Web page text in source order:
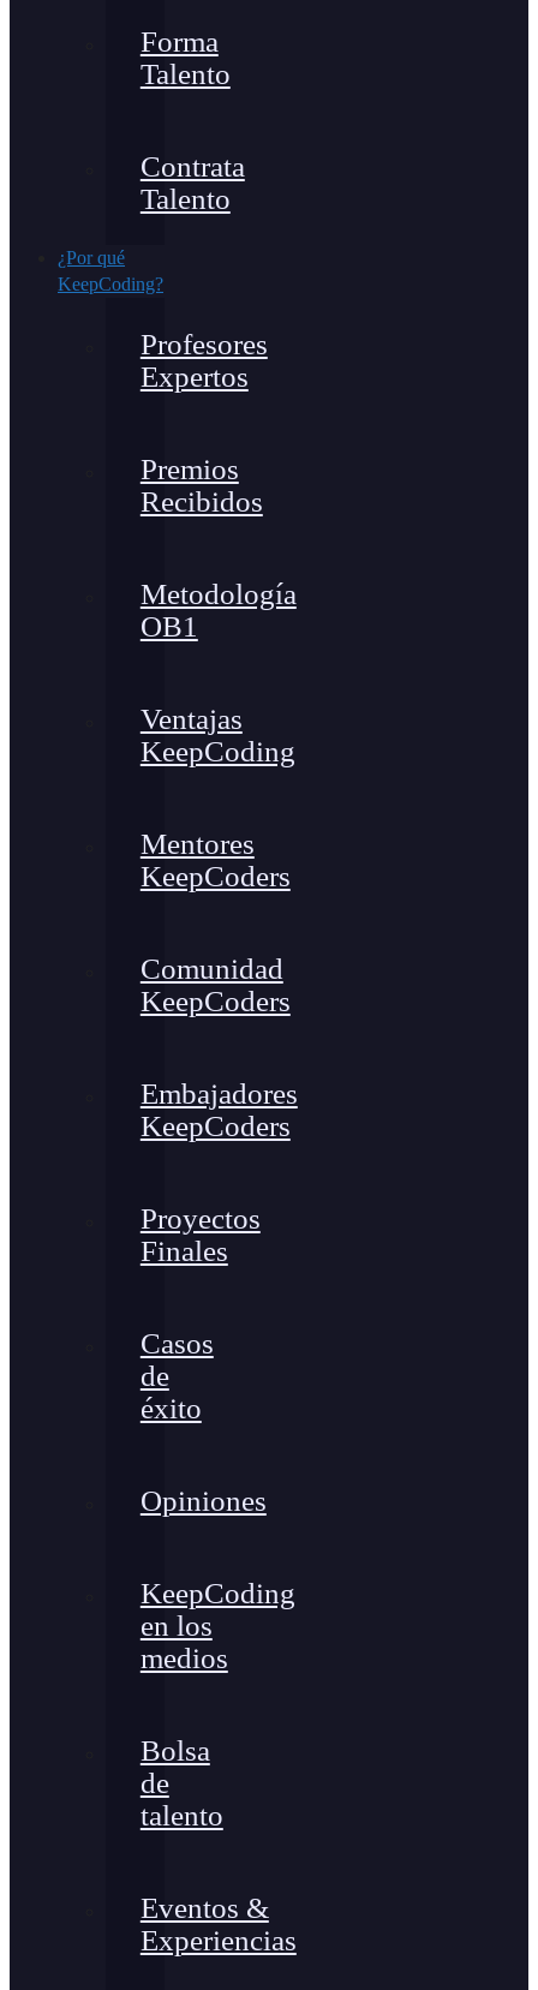
Forma
Talento
Contrata
Talento
¿Por qué
KeepCoding?
Profesores
Expertos
Premios
Recibidos
Metodología
OB1
Ventajas
KeepCoding
Mentores
KeepCoders
Comunidad
KeepCoders
Embajadores
KeepCoders
Proyectos
Finales
Casos
de
éxito
Opiniones
KeepCoding
en los
medios
Bolsa
de
talento
Eventos &
Experiencias